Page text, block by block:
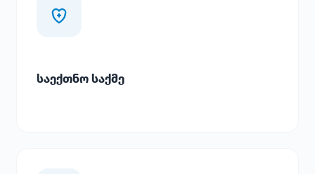
საექთნო საქმე